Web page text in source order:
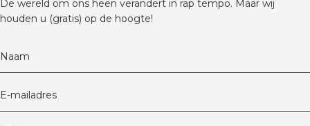
De wereld om ons heen verandert in rap tempo. Maar wij
houden u (gratis) op de hoogte!
Naam
E-mailadres